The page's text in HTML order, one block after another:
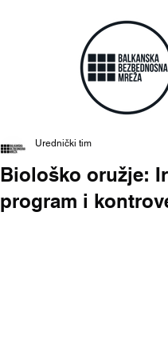
Biološko oružje:
program i
Urednički tim